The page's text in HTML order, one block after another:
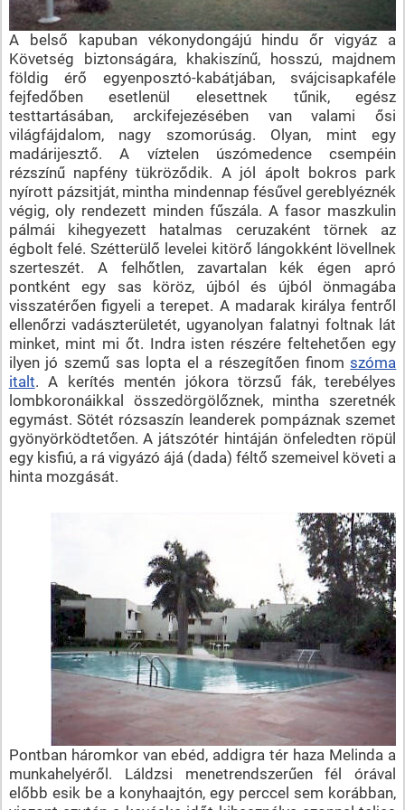
A belső kapuban vékonydongájú hindu őr vigyáz a
Követség biztonságára, khakiszínű, hosszú, majdnem
földig érő egyenposztó-kabátjában, svájcisapkaféle
fejfedőben esetlenül elesettnek tűnik, egész
testtartásában, arckifejezésében van valami ősi
világfájdalom, nagy szomorúság. Olyan, mint egy
madárijesztő. A víztelen úszómedence csempéin
rézszínű napfény tükröződik. A jól ápolt bokros park
nyírott pázsitját, mintha mindennap fésűvel gereblyéznék
végig, oly rendezett minden fűszála. A fasor maszkulin
pálmái kihegyezett hatalmas ceruzaként törnek az
égbolt felé. Szétterülő levelei kitörő lángokként lövellnek
szerteszét. A felhőtlen, zavartalan kék égen apró
pontként egy sas köröz, újból és újból önmagába
visszatérően figyeli a terepet. A madarak királya fentről
ellenőrzi vadászterületét, ugyanolyan falatnyi foltnak lát
minket, mint mi őt. Indra isten részére feltehetően egy
ilyen jó szemű sas lopta el a részegítően finomszóma
italt. A kerítés mentén jókora törzsű fák, terebélyes
lombkoronáikkal összedörgölőznek, mintha szeretnék
egymást. Sötét rózsaszín leanderek pompáznak szemet
gyönyörködtetően. A játszótér hintáján önfeledten röpül
egy kisfiú, a rá vigyázó ájá (dada) féltő szemeivel követi a
hinta mozgását.
Pontban háromkor van ebéd, addigra tér haza Melinda a
munkahelyéről. Láldzsi menetrendszerűen fél órával
előbb esik be a konyhaajtón, egy perccel sem korábban,